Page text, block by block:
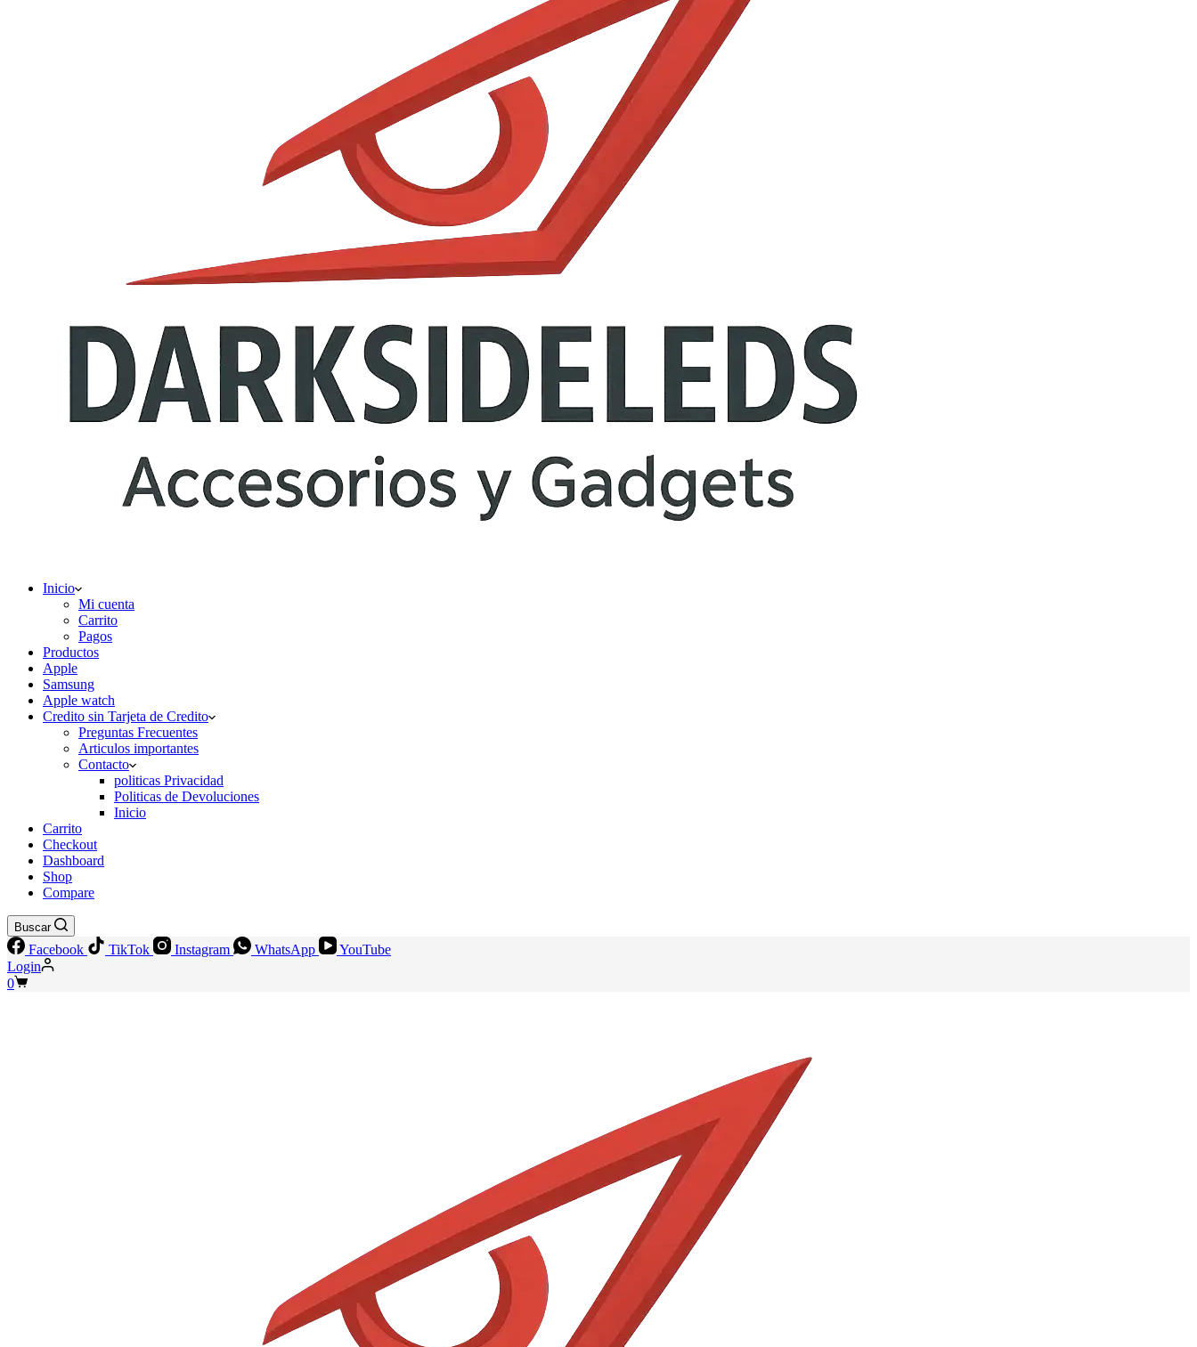
Inicio
Mi cuenta
Carrito
Pagos
Productos
Apple
Samsung
Apple watch
Credito sin Tarjeta de Credito
Preguntas Frecuentes
Articulos importantes
Contacto
politicas Privacidad
Politicas de Devoluciones
Inicio
Carrito
Checkout
Dashboard
Shop
Compare
Buscar
Facebook TikTok Instagram WhatsApp
YouTube
Login
Shopping
0